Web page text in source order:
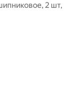
2 шт,